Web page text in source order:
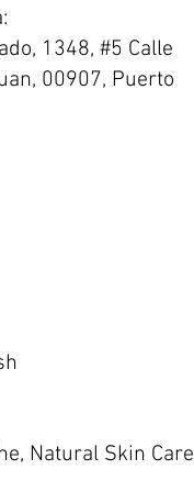
1348, #5 Calle
00907, Puerto
Natural Skin Care